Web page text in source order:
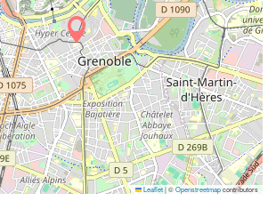
Leaflet|©Openstreetmapcontributors